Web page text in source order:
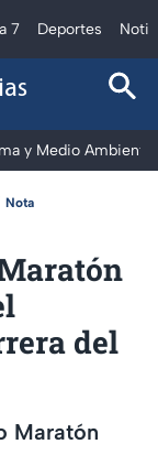
7 Deportes
y Medio Ambiente
Nota
del
Maratón